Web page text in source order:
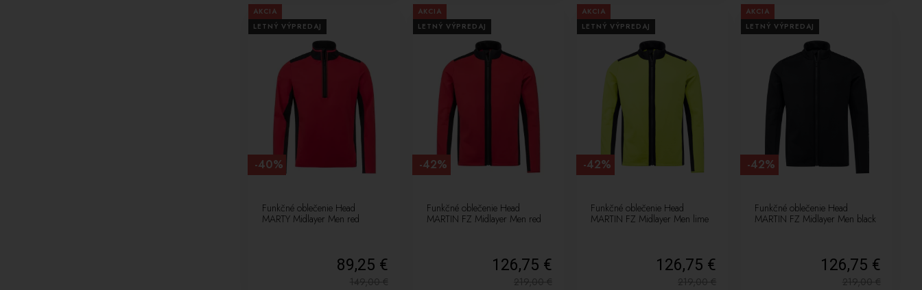
AKCIA
LETNÝ VÝPREDAJ
Funkčné oblečenie Head
MARTY Midlayer Men red
89,25 €
149,00€
-40%
AKCIA
LETNÝ VÝPREDAJ
Funkčné oblečenie Head
MARTIN FZ Midlayer Men red
126,75 €
219,00€
-42%
AKCIA
LETNÝ VÝPREDAJ
Funkčné oblečenie Head
MARTIN FZ Midlayer Men lime
126,75 €
219,00€
-42%
AKCIA
LETNÝ VÝPREDAJ
Funkčné oblečenie Head
MARTIN FZ Midlayer Men black
126,75 €
219,00€
-42%